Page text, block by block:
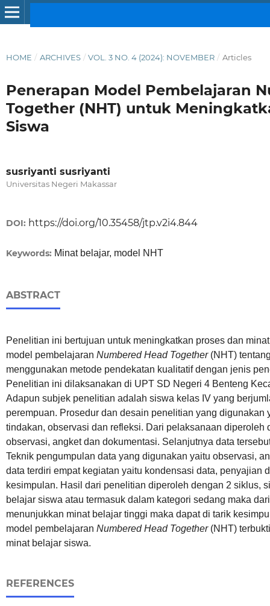
HOME / ARCHIVES / VOL. 3 NO. 4 (2024): NOVEMBER / Articles
Penerapan Model Pembelajaran
Together (NHT) untuk
Siswa
susriyanti susriyanti
Universitas Negeri Makassar
DOI: https://doi.org/10.35458/jtp.v2i4.844
Keywords: Minat belajar, model NHT
ABSTRACT
Penelitian ini bertujuan untuk meningkatkan proses dan
model pembelajaran Numbered Head Together (NHT)
menggunakan metode pendekatan kualitatif dengan jenis
Penelitian ini dilaksanakan di UPT SD Negeri 4 Benteng
Adapun subjek penelitian adalah siswa kelas IV yang
perempuan. Prosedur dan desain penelitian yang digunakan
tindakan, observasi dan refleksi. Dari pelaksanaan diperoleh
observasi, angket dan dokumentasi. Selanjutnya data
Teknik pengumpulan data yang digunakan yaitu observasi,
data terdiri empat kegiatan yaitu kondensasi data, penyajian
kesimpulan. Hasil dari penelitian diperoleh dengan 2 siklus,
belajar siswa atau termasuk dalam kategori sedang maka
menunjukkan minat belajar tinggi maka dapat di tarik
model pembelajaran Numbered Head Together (NHT)
minat belajar siswa.
REFERENCES